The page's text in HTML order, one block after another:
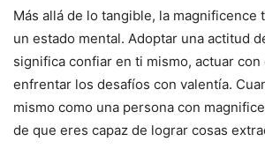
Más allá de lo tangible, la magnificence
un estado mental. Adoptar una actitud
significa confiar en ti mismo, actuar
enfrentar los desafíos con valentía.
mismo como una persona con
de que eres capaz de lograr cosas